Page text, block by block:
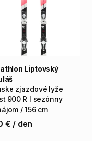
zjazdové lyže
900 R I sezónny
​/​ 156 cm
Liptovský
€ / den